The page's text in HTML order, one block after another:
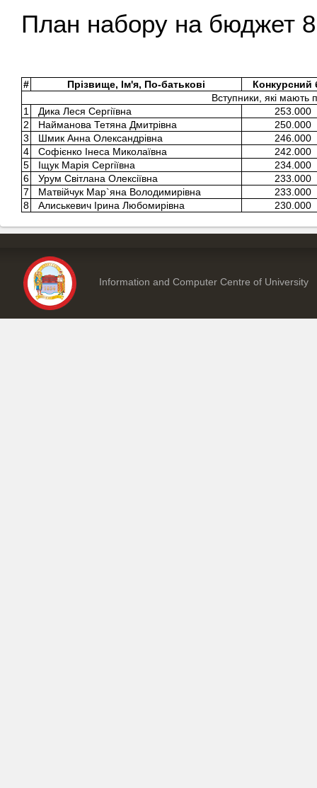
План набору на бюджет 8
# Прізвище, Ім'я, По-батькові
Конкурсний
Вступники, які мають
1
Дика Леся Сергіївна
253.000
2
Найманова Тетяна Дмитрівна
250.000
3
Шмик Анна Олександрівна
246.000
4
Софієнко Інеса Миколаївна
242.000
5
Іщук Марія Сергіївна
234.000
6
Урум Світлана Олексіївна
233.000
7
Матвійчук Мар`яна Володимирівна
233.000
8
Алиськевич Ірина Любомирівна 230.000
Information and Computer Centre of University